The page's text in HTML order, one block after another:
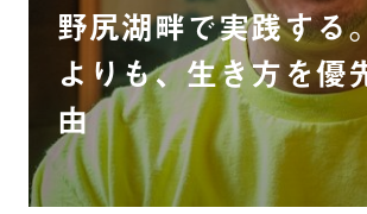
野尻湖畔で実践する
よりも、生き方を優
由